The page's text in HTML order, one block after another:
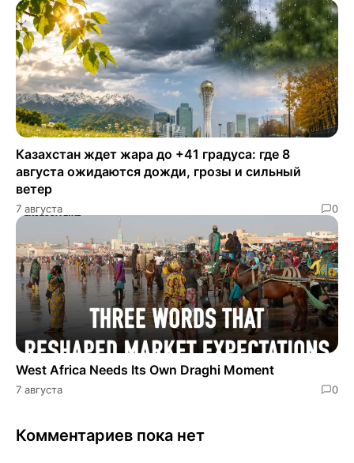
Казахстан ждет жара до +41 градуса: где 8
августа ожидаются дожди, грозы и сильный
ветер
7 августа 0
West Africa Needs Its Own Draghi Moment
7 августа 0
Комментариев пока нет